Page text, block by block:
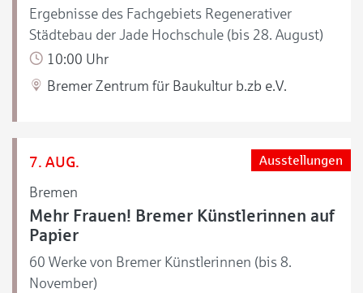
Ergebnisse des Fachgebiets Regenerativer
Städtebau der Jade Hochschule (bis 28. August)
10:00 Uhr
Bremer Zentrum für Baukultur b.zb e.V.
7. AUG.
Bremen
Ausstellungen
Mehr Frauen! Bremer Künstlerinnen auf
Papier
60 Werke von Bremer Künstlerinnen (bis 8.
November)